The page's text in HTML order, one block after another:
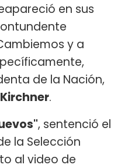
en sus
y a
de la Nación,
.
, sentenció el
la Selección
al video de